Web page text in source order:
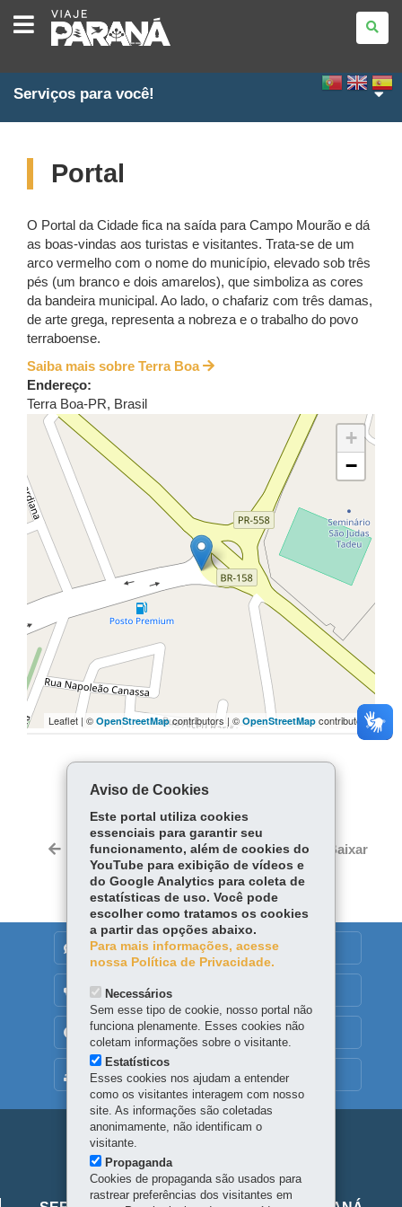
VIAJE
PARANÁ
Serviços para você!
Portal
O Portal da Cidade fica na saída para Campo Mourão e dá
as boas-vindas aos turistas e visitantes. Trata-se de um
arco vermelho com o nome do município, elevado sob três
pés (um branco e dois amarelos), que simboliza as cores
da bandeira municipal. Ao lado, o chafariz com três damas,
de arte grega, representa a nobreza e o trabalho do povo
terraboense.
Saiba mais sobre Terra Boa
Endereço:
Terra Boa-PR, Brasil
+
−
Leaflet | © OpenStreetMapcontributors | © OpenStreetMap contributors
Twitter
Voltar Início Imprimir Baixar
MAPA DO SITE
DENUNCIE CORRUPÇÃO
OUVIDORIA
TRANSPARÊNCIA INSTITUCIONAL
Navegação
principal
Aviso de Cookies
Este portal utiliza cookies
essenciais para garantir seu
funcionamento, além de cookies do
YouTube para exibição de vídeos e
do Google Analytics para coleta de
estatísticas de uso. Você pode
escolher como tratamos os cookies
a partir das opções abaixo.
Para mais informações, acesse
nossa Política de Privacidade.
Necessários
Sem esse tipo de cookie, nosso portal não
funciona plenamente. Esses cookies não
coletam informações sobre o visitante.
Estatísticos
Esses cookies nos ajudam a entender
como os visitantes interagem com nosso
site. As informações são coletadas
anonimamente, não identificam o
visitante.
Propaganda
Cookies de propaganda são usados para
rastrear preferências dos visitantes em